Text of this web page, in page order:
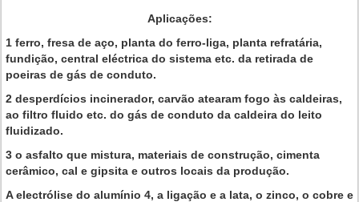
Aplicações:
1 ferro, fresa de aço, planta do ferro-liga, planta refratária,
fundição, central eléctrica do sistema etc. da retirada de
poeiras de gás de conduto.
2 desperdícios incinerador, carvão atearam fogo às caldeiras,
ao filtro fluido etc. do gás de conduto da caldeira do leito
fluidizado.
3 o asfalto que mistura, materiais de construção, cimenta
cerâmico, cal e gipsita e outros locais da produção.
A electrólise do alumínio 4, a ligação e a lata, o zinco, o cobre e